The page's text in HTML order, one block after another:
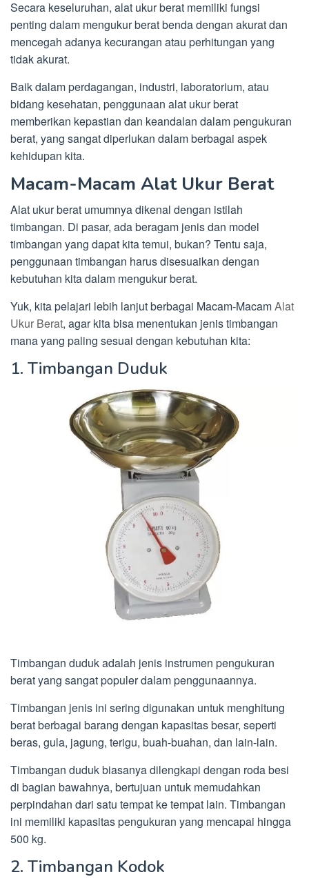
Secara keseluruhan, alat ukur berat memiliki fungsi
penting dalam mengukur berat benda dengan akurat dan
mencegah adanya kecurangan atau perhitungan yang
tidak akurat.
Baik dalam perdagangan, industri, laboratorium, atau
bidang kesehatan, penggunaan alat ukur berat
memberikan kepastian dan keandalan dalam pengukuran
berat, yang sangat diperlukan dalam berbagai aspek
kehidupan kita.
Macam-Macam Alat Ukur Berat
Alat ukur berat umumnya dikenal dengan istilah
timbangan. Di pasar, ada beragam jenis dan model
timbangan yang dapat kita temui, bukan? Tentu saja,
penggunaan timbangan harus disesuaikan dengan
kebutuhan kita dalam mengukur berat.
Yuk, kita pelajari lebih lanjut berbagai Macam-MacamAlat
Ukur Berat, agar kita bisa menentukan jenis timbangan
mana yang paling sesuai dengan kebutuhan kita:
1. Timbangan Duduk
Timbangan duduk adalah jenis instrumen pengukuran
berat yang sangat populer dalam penggunaannya.
Timbangan jenis ini sering digunakan untuk menghitung
berat berbagai barang dengan kapasitas besar, seperti
beras, gula, jagung, terigu, buah-buahan, dan lain-lain.
Timbangan duduk biasanya dilengkapi dengan roda besi
di bagian bawahnya, bertujuan untuk memudahkan
perpindahan dari satu tempat ke tempat lain. Timbangan
ini memiliki kapasitas pengukuran yang mencapai hingga
500 kg.
2. Timbangan Kodok